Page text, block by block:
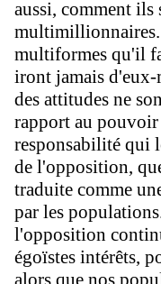
aussi, comment ils
multimillionnaires.
multiformes qu'il
iront jamais d'eux-
des attitudes ne
rapport au
responsabilité qui
de l'opposition,
traduite comme
par les
l'opposition
égoïstes intérêts,